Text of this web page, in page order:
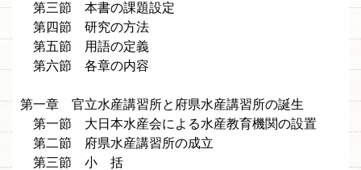
第三節 本書の課題設定
第四節 研究の方法
第五節 用語の定義
第六節 各章の内容
第一章 官立水産講習所と府県水産講習所の誕生
第一節 大日本水産会による水産教育機関の設置
第二節 府県水産講習所の成立
第三節 小 括